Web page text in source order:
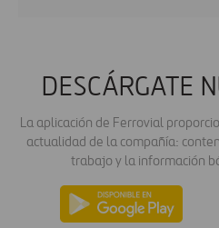
DESCÁRGATE
La aplicación de Ferrovial
actualidad de la compañía:
trabajo y la información